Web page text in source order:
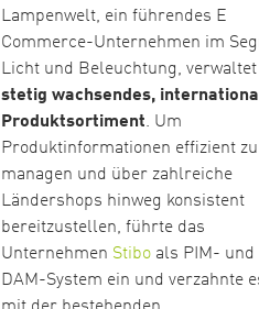
Lampenwelt, ein führendes E
Commerce-Unternehmen im
Licht und Beleuchtung, verwaltet
stetig wachsendes,
Produktsortiment. Um
Produktinformationen effizient zu
managen und über zahlreiche
Ländershops hinweg konsistent
bereitzustellen, führte das
Unternehmen Stibo als PIM- und
DAM-System ein und verzahnte